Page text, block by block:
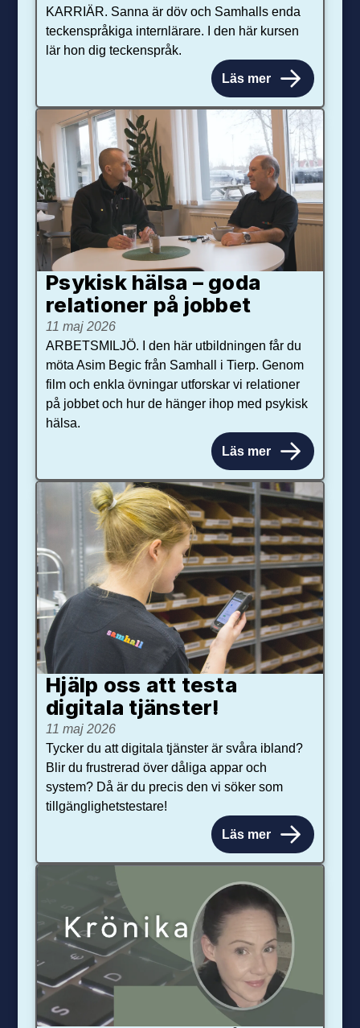
KARRIÄR. Sanna är döv och Samhalls enda
teckenspråkiga internlärare. I den här kursen
lär hon dig teckenspråk.
Läs mer
Psykisk hälsa – goda
relationer på jobbet
11 maj 2026
ARBETSMILJÖ. I den här utbildningen får du
möta Asim Begic från Samhall i Tierp. Genom
film och enkla övningar utforskar vi relationer
på jobbet och hur de hänger ihop med psykisk
hälsa.
Läs mer
Hjälp oss att testa
digitala tjänster!
11 maj 2026
Tycker du att digitala tjänster är svåra ibland?
Blir du frustrerad över dåliga appar och
system? Då är du precis den vi söker som
tillgänglighetstestare!
Läs mer